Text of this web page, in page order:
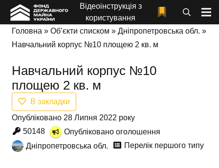
Відеоінструкція з
користування
Головна » Об’єкти списком » Дніпропетровська обл. »
Навчальний корпус №10 площею 2 кв. м
Навчальний корпус №10
площею 2 кв. м
В закладки
Опубліковано 28 Липня 2022 року
50148
Опубліковано оголошення
Дніпропетровська обл.
Перелік першого типу